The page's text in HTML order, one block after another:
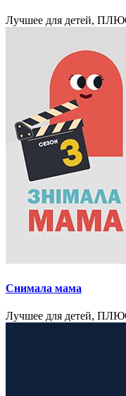
Лучшее для детей,
Снимала мама
Лучшее для детей,